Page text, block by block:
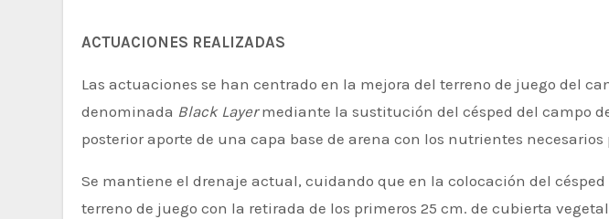
ACTUACIONES REALIZADAS
Las actuaciones se han centrado en la mejora del terreno de juego del
denominada Black Layermediante la sustitución del césped del campo
posterior aporte de una capa base de arena con los nutrientes
Se mantiene el drenaje actual, cuidando que en la colocación del
terreno de juego con la retirada de los primeros 25 cm. de cubierta